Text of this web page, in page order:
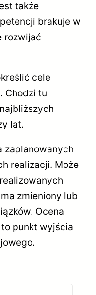
także
brakuje w
rozwijać
cele
Chodzi tu
lat.
zaplanowanych
realizacji. Może
zmieniony lub
Ocena
to punkt wyjścia